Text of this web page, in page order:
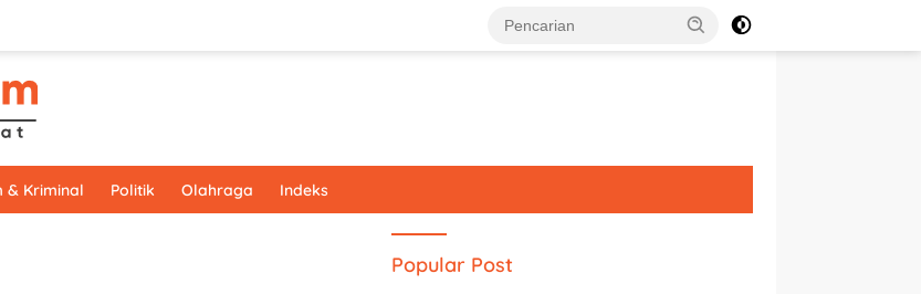
& Kriminal Politik Olahraga Indeks
Popular Post